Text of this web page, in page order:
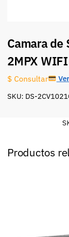
Camara
2MPX WIFI
$ Consultar
SKU: DS-
Productos